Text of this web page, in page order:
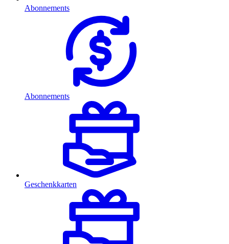
Abonnements
Abonnements
Geschenkkarten